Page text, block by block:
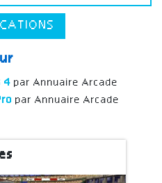
4 par Annuaire Arcade
par Annuaire Arcade